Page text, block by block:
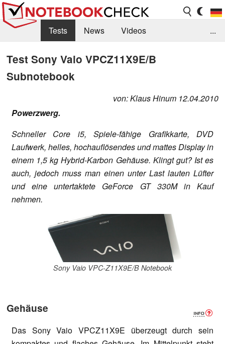
Tests News
Videos
Kaufberatung
Deals
...
Test Sony Vaio VPCZ11X9E/B
Subnotebook
von: Klaus Hinum 12.04.2010
Powerzwerg.
Schneller Core i5, Spiele-fähige Grafikkarte, DVD
Laufwerk, helles, hochauflösendes und mattes Display in
einem 1,5 kg Hybrid-Karbon Gehäuse. Klingt gut? Ist es
auch, jedoch muss man einen unter Last lauten Lüfter
und eine untertaktete GeForce GT 330M in Kauf
nehmen.
Sony Vaio VPC-Z11X9E/B Notebook
Gehäuse
Das Sony Vaio VPCZ11X9E überzeugt durch sein